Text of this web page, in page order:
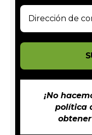
¡No
política